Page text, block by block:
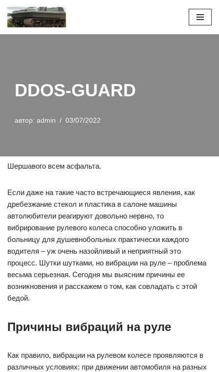
Перейти
DDOS-GUARD
автор: admin 03/07/2022
Шершавого всем асфальта.
Если даже на такие часто встречающиеся явления, как
дребезжание стекол и пластика в салоне машины
автолюбители реагируют довольно нервно, то
вибрирование рулевого колеса способно уложить в
больницу для душевнобольных практически каждого
водителя – уж очень назойливый и неприятный это
процесс. Шутки шутками, но вибрации на руле – проблема
весьма серьезная. Сегодня мы выясним причины ее
возникновения и расскажем о том, как совладать с этой
бедой.
Причины вибраций на руле
Как правило, вибрации на рулевом колесе проявляются в
различных условиях: при движении автомобиля на разных